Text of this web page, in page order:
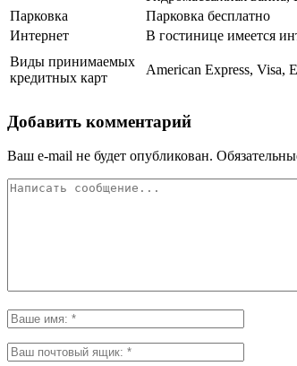
Парковка
Парковка бесплатно
Интернет
В гостинице имеется
Виды принимаемых
кредитных карт
American Express, Visa,
Добавить комментарий
Ваш e-mail не будет опубликован.